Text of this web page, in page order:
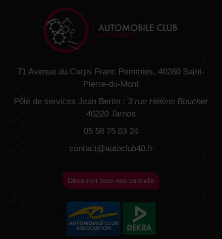
71 Avenue du Corps Franc Pommies, 40280 Saint-
Pierre-du-Mont
Pôle de services Jean Bertin : 3 rue Hélène Boucher
40220 Tarnos
05 58 75 03 24
contact@autoclub40.fr
Découvrir tous nos conseils